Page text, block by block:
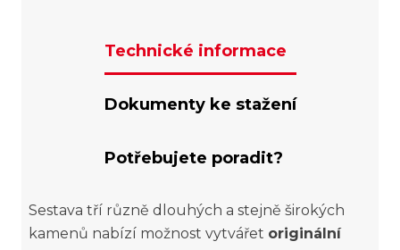
Technické informace
Dokumenty ke stažení
Potřebujete poradit?
Sestava tří různě dlouhých a stejně širokých
kamenů nabízí možnost vytvářet originální